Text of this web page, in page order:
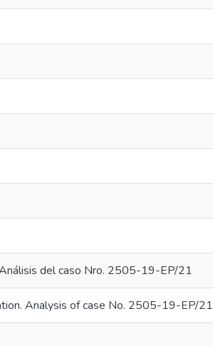
del caso Nro. 2505-19-EP/21
Analysis of case No. 2505-19-EP/21